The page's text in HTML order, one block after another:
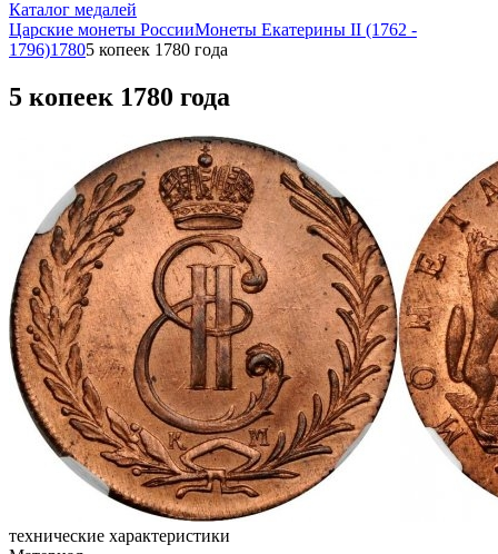
Каталог медалей
Царские монеты РоссииМонеты Екатерины II (1762 -
1796)17805 копеек 1780 года
5 копеек 1780 года
технические характеристики